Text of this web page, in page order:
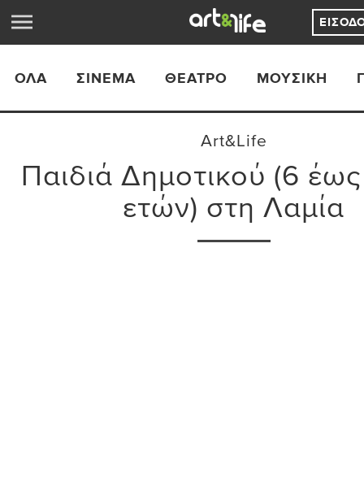
ΟΛΑ ΣΙΝΕΜΆ ΘΈΑΤΡΟ ΜΟΥΣΙΚΉ
Art&Life
Παιδιά Δημοτικού (6 έως
ετών) στη Λαμία